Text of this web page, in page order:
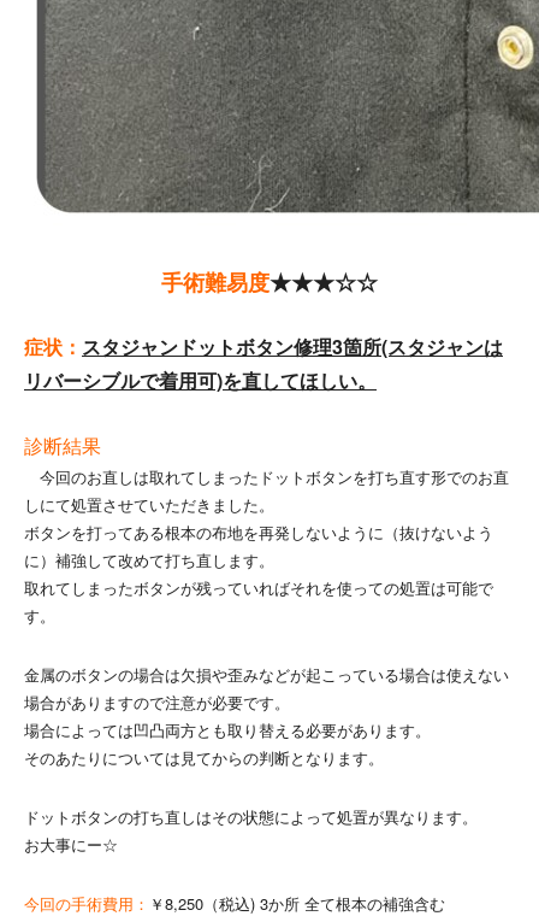
手術難易度★★★☆☆
症状： スタジャンドットボタン修理3箇所(スタジャンは
リバーシブルで着用可)を直してほしい。
診断結果
今回のお直しは取れてしまったドットボタンを打ち直す形でのお直
しにて処置させていただきました。
ボタンを打ってある根本の布地を再発しないように（抜けないよう
に）補強して改めて打ち直します。
取れてしまったボタンが残っていればそれを使っての処置は可能で
す。
金属のボタンの場合は欠損や歪みなどが起こっている場合は使えない
場合がありますので注意が必要です。
場合によっては凹凸両方とも取り替える必要があります。
そのあたりについては見てからの判断となります。
ドットボタンの打ち直しはその状態によって処置が異なります。
お大事にー☆
今回の手術費用： ￥8,250（税込) 3か所 全て根本の補強含む